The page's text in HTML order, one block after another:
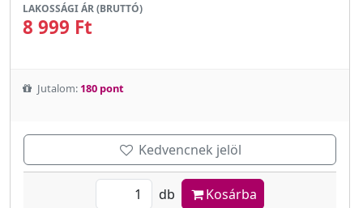
LAKOSSÁGI ÁR (BRUTTÓ)
8 999 Ft
Jutalom: 180 pont
Kedvencnek jelöl
db Kosárba